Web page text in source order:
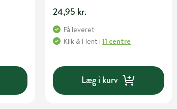
24,95 kr.
Få leveret
Klik & Hent i11 centre
Læg i kurv